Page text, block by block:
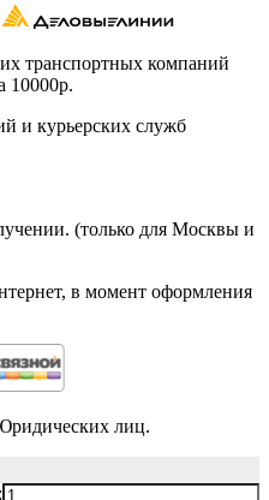
транспортных компаний
10000р.
и курьерских служб
(только для Москвы и
в момент оформления
лиц.
: